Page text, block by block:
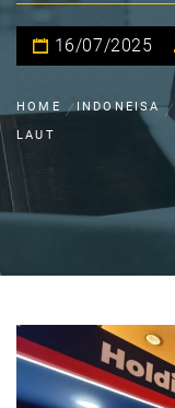
16/07/2025
HOME INDONEISA
LAUT